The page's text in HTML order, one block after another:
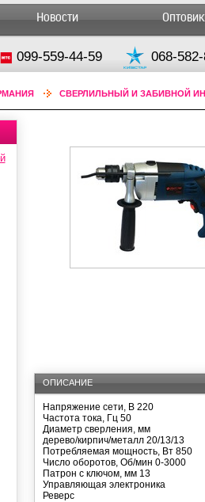
Новости
099-559-44-59 068-
СВЕРЛИЛЬНЫЙ И ЗАБИВНОЙ
ОПИСАНИЕ
Напряжение сети, В 220
Частота тока, Гц 50
Диаметр сверления, мм
дерево/кирпич/металл 20/13/13
Потребляемая мощность, Вт 850
Число оборотов, Об/мин 0-3000
Патрон с ключом, мм 13
Управляющая электроника
Реверс